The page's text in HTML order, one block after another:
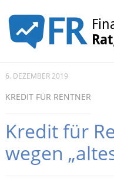
6. DEZEMBER 2019
KREDIT FÜR RENTNER
Kredit für
wegen